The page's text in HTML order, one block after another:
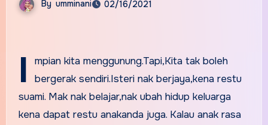
By umminani 02/16/2021
I
mpian kita menggunung.Tapi,Kita tak boleh
bergerak sendiri.Isteri nak berjaya,kena restu
suami. Mak nak belajar,nak ubah hidup keluarga
kena dapat restu anakanda juga. Kalau anak rasa